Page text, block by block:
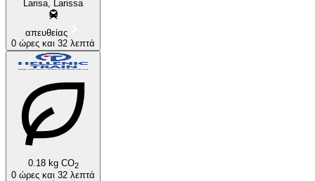
Larisa, Larissa
απευθείας
0 ώρες και 32 λεπτά
0.18 kg CO2
0 ώρες και 32 λεπτά